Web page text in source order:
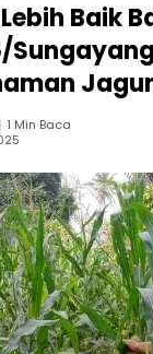
Baik
1 Min Baca